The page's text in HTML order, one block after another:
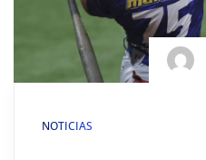
NOTICIAS